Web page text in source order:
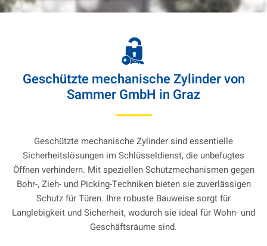
Geschützte mechanische Zylinder von
Sammer GmbH in Graz
Geschützte mechanische Zylinder sind essentielle
Sicherheitslösungen im Schlüsseldienst, die unbefugtes
Öffnen verhindern. Mit speziellen Schutzmechanismen gegen
Bohr-, Zieh- und Picking-Techniken bieten sie zuverlässigen
Schutz für Türen. Ihre robuste Bauweise sorgt für
Langlebigkeit und Sicherheit, wodurch sie ideal für Wohn- und
Geschäftsräume sind.